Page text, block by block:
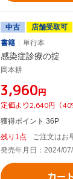
中古
店舗受取可
書籍
単行本
感染症診療の掟
岡本耕
¥3,960円
定価より2,640円（
獲得ポイント 36P
残り1点
ご注文はお
発売年月日：2024/07/